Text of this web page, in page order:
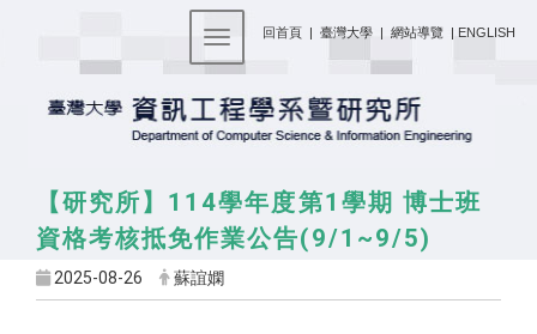
回首頁 | 臺灣大學 | 網站導覽 | ENGLISH
Toggle navigation
【研究所】114學年度第1學期 博士班
資格考核抵免作業公告(9/1~9/5)
2025-08-26 蘇誼嫻